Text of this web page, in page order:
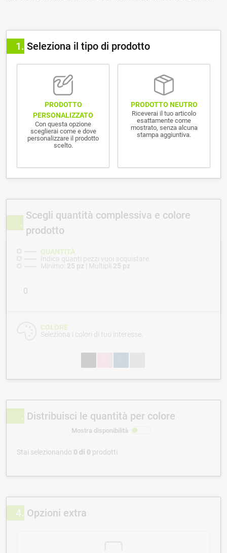
1 Seleziona il tipo di prodotto
PRODOTTO
PERSONALIZZATO
Con questa opzione
sceglierai come e dove
personalizzare il prodotto
scelto.
PRODOTTO NEUTRO
Riceverai il tuo articolo
esattamente come
mostrato, senza alcuna
stampa aggiuntiva.
Scegli quantità complessiva e colore
prodotto
QUANTITÀ
Indica quanti pezzi vuoi acquistare.
Minimo: 25 pz | Multipli 25 pz
COLORE
Seleziona i colori di tuo interesse.
Distribuisci le quantità per colore
Mostra disponibilità
Stai selezionando 0 di 0 prodotti
4 Opzioni extra